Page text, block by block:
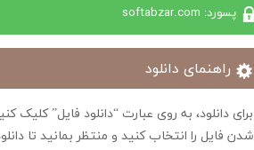
پسورد: softabzar.com
راهنمای دانلود
برای دانلود، به روی عبارت “دانلود فایل”
شدن فایل را انتخاب کنید و منتظر بمانید تا